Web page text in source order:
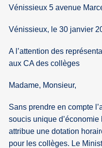
Vénissieux 5 avenue
Vénissieux, le 30 janvier
A l’attention des
aux CA des collèges
Madame, Monsieur,
Sans prendre en compte
soucis unique
attribue une dotation
pour les collèges. Le